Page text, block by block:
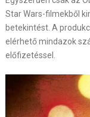
Star Wars-filmekből
betekintést. A
elérhető mindazok
előfizetéssel.